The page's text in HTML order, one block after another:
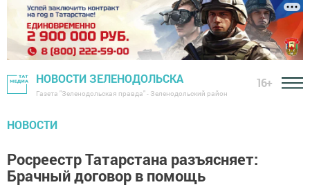
НОВОСТИ ЗЕЛЕНОДОЛЬСКА
Газета "Зеленодольская правда" - Зеленодольский район
16+
НОВОСТИ
Росреестр Татарстана разъясняет:
Брачный договор в помощь